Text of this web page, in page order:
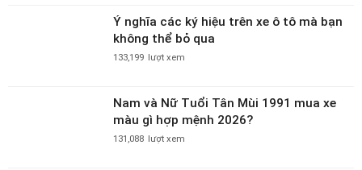
Ý nghĩa các ký hiệu trên xe ô tô mà bạn
không thể bỏ qua
133,199 lượt xem
Nam và Nữ Tuổi Tân Mùi 1991 mua xe
màu gì hợp mệnh 2026?
131,088 lượt xem